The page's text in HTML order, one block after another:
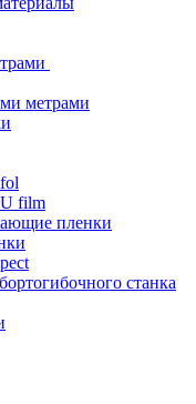
метрами
film
пленки
станка